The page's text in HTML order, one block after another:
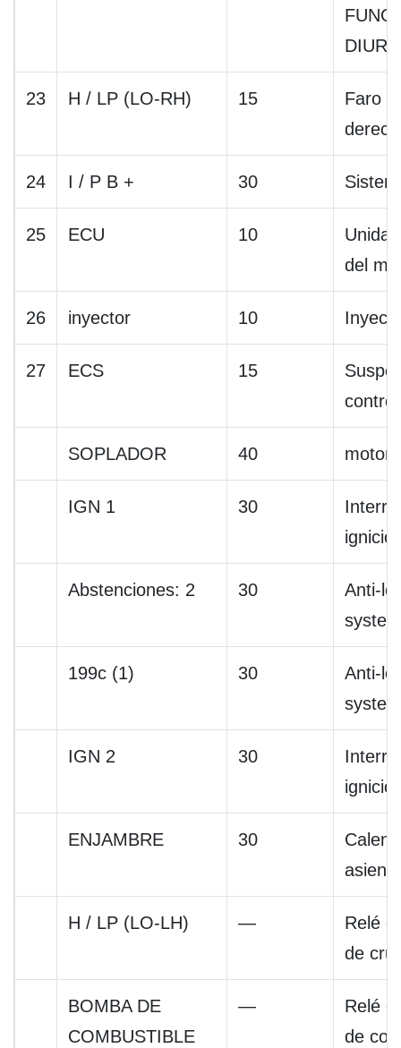
23 H / LP (LO-RH) 15
Faro
24 I / P B + 30
25 ECU 10
del
26 inyector 10
27 ECS 15
SOPLADOR 40 motor
IGN 1 30
Abstenciones: 2 30
Anti-
system
199c (1) 30
Anti-
system
IGN 2 30
ENJAMBRE 30
asiento
H / LP (LO-LH) —
Relé
de
BOMBA DE
COMBUSTIBLE
—
Relé
de